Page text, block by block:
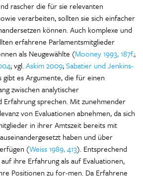
rascher die für sie relevanten
verarbeiten, sollten sie sich einfacher
können. Auch komplexe und
erfahrene Parlamentsmitglieder
als Neugewählte (Mooney 1993, 187f.;
; vgl.Askim 2009;Sabatier und Jenkins-
gibt es Argumente, die für einen
zwischen analytischer
Erfahrung sprechen. Mit zunehmender
von Evaluationen abnehmen, da sich
in ihrer Amtszeit bereits mit
haben und über
(Weiss 1989, 413). Entsprechend
ihre Erfahrung als auf Evaluationen,
Positionen zu for-men. Da Erfahrene